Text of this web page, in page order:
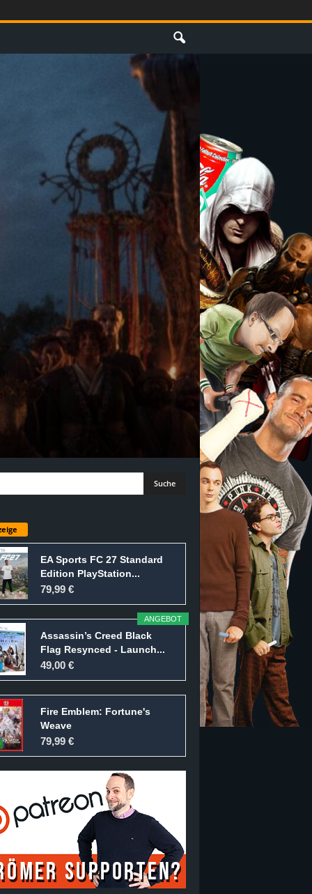
EA Sports FC 27 Standard
Edition PlayStation...
79,99 €
ANGEBOT
Assassin’s Creed Black
Flag Resynced - Launch...
49,00 €
Fire Emblem: Fortune's
Weave
79,99 €